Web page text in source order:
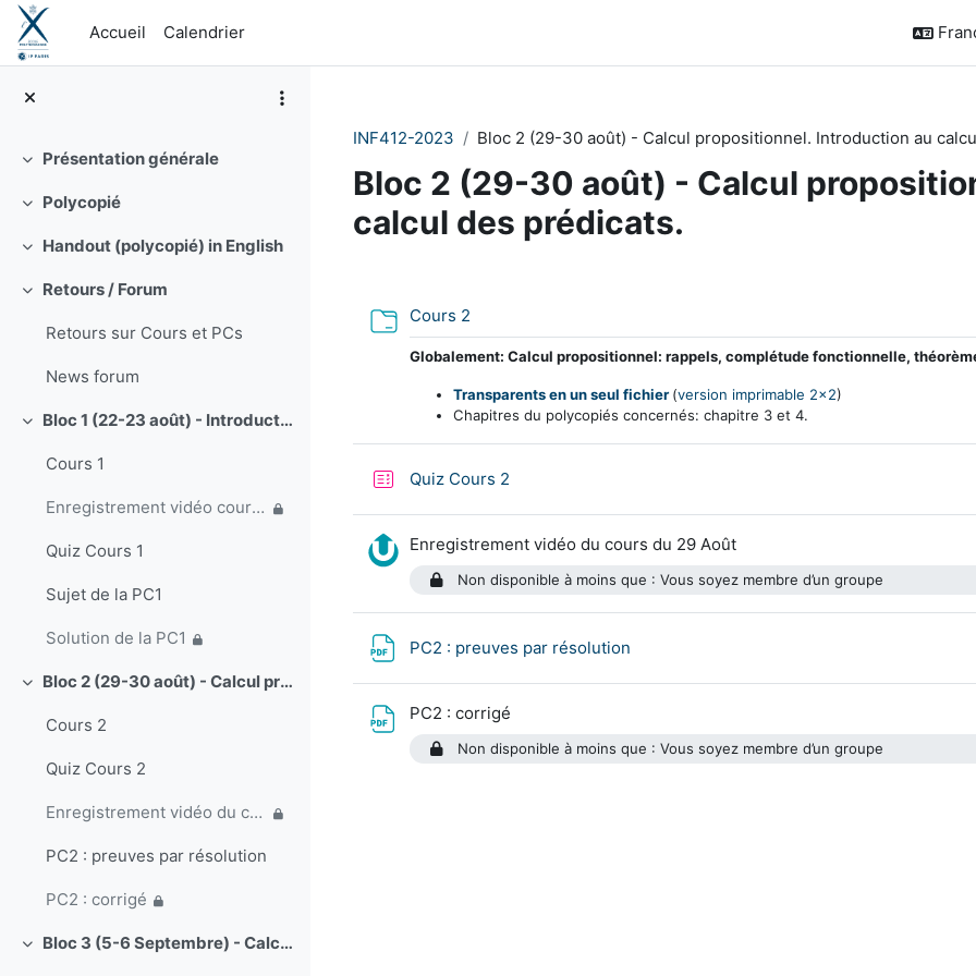
Passer au contenu principal
Accueil
Calendrier
Replier
Présentation générale
Replier
Polycopié
Replier
Handout (polycopié) in English
Replier
Retours / Forum
Retours sur Cours et PCs
News forum
Replier Bloc 1 (22-23 août) - Introduction, Récursivité/Induction, Calcul propositionnel.
Cours 1
Enregistrement vidéo cours 22 Août
Quiz Cours 1
Sujet de la PC1
Solution de la PC1
Replier Bloc 2 (29-30 août) - Calcul propositionnel. Introduction au calcul des prédicats.
Cours 2
Quiz Cours 2
Enregistrement vidéo du cours du 29 Août
PC2 : preuves par résolution
PC2 : corrigé
Replier Bloc 3 (5-6 Septembre) - Calculs des prédicats. Complétude.
INF412-2023
Bloc 2 (29-30 août) - Calcul propositionnel. Introduction au
Bloc 2 (29-30 août) - Calcul
calcul des prédicats.
Cours 2
Globalement: Calcul propositionnel: rappels, complétude fonctionnelle,
Transparents en un seul fichier(version imprimable 2x2)
Chapitres du polycopiés concernés: chapitre 3 et 4.
Quiz Cours 2
Enregistrement vidéo du cours du 29 AoûtRessource Nudgis
Non disponible à moins que : Vous soyez membre d’un groupe
PC2 : preuves par résolution
PC2 : corrigé
Non disponible à moins que : Vous soyez membre d’un groupe